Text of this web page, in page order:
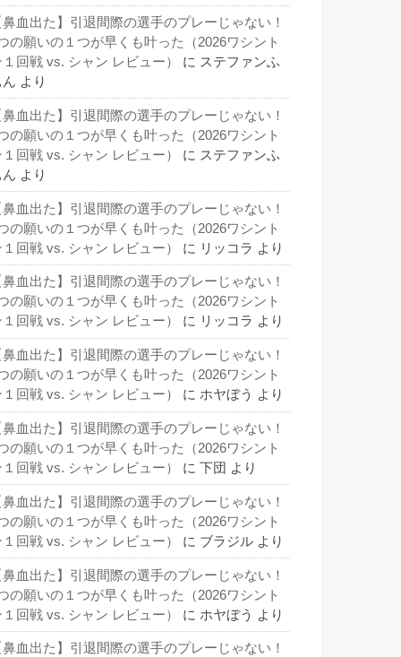
鼻血出た】引退間際の選手のプレーじゃない！
の願いの１つが早くも叶った（2026ワシント
１回戦 vs. シャン レビュー）
に ステファンふ
ん より
鼻血出た】引退間際の選手のプレーじゃない！
の願いの１つが早くも叶った（2026ワシント
１回戦 vs. シャン レビュー）
に ステファンふ
ん より
鼻血出た】引退間際の選手のプレーじゃない！
の願いの１つが早くも叶った（2026ワシント
１回戦 vs. シャン レビュー）
に リッコラ より
鼻血出た】引退間際の選手のプレーじゃない！
の願いの１つが早くも叶った（2026ワシント
１回戦 vs. シャン レビュー）
に リッコラ より
鼻血出た】引退間際の選手のプレーじゃない！
の願いの１つが早くも叶った（2026ワシント
１回戦 vs. シャン レビュー）
に ホヤぼう より
鼻血出た】引退間際の選手のプレーじゃない！
の願いの１つが早くも叶った（2026ワシント
１回戦 vs. シャン レビュー）
に 下団 より
鼻血出た】引退間際の選手のプレーじゃない！
の願いの１つが早くも叶った（2026ワシント
１回戦 vs. シャン レビュー）
に ブラジル より
鼻血出た】引退間際の選手のプレーじゃない！
の願いの１つが早くも叶った（2026ワシント
１回戦 vs. シャン レビュー）
に ホヤぼう より
鼻血出た】引退間際の選手のプレーじゃない！